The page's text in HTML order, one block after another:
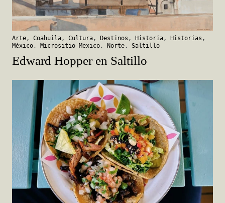
Arte, Coahuila, Cultura, Destinos , Historia, Historias ,
México, Micrositio Mexico, Norte, Saltillo
Edward Hopper en Saltillo